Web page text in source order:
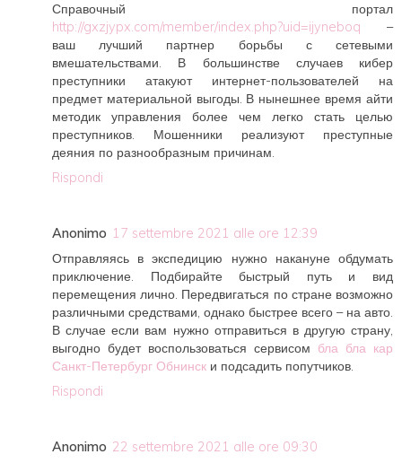
Справочный портал
http://gxzjypx.com/member/index.php?uid=ijyneboq –
ваш лучший партнер борьбы с сетевыми
вмешательствами. В большинстве случаев кибер
преступники атакуют интернет-пользователей на
предмет материальной выгоды. В нынешнее время айти
методик управления более чем легко стать целью
преступников. Мошенники реализуют преступные
деяния по разнообразным причинам.
Rispondi
Anonimo 17 settembre 2021 alle ore 12:39
Отправляясь в экспедицию нужно накануне обдумать
приключение. Подбирайте быстрый путь и вид
перемещения лично. Передвигаться по стране возможно
различными средствами, однако быстрее всего – на авто.
В случае если вам нужно отправиться в другую страну,
выгодно будет воспользоваться сервисом бла бла кар
Санкт-Петербург Обнинск и подсадить попутчиков.
Rispondi
Anonimo 22 settembre 2021 alle ore 09:30